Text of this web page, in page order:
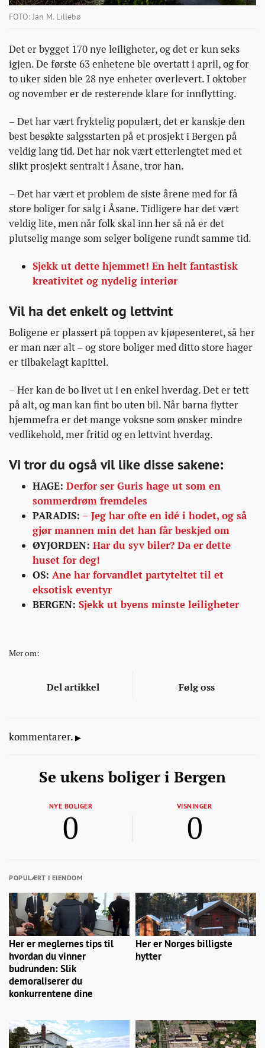
FOTO: Jan M. Lillebø
Det er bygget 170 nye leiligheter, og det er kun seks
igjen. De første 63 enhetene ble overtatt i april, og for
to uker siden ble 28 nye enheter overlevert. I oktober
og november er de resterende klare for innflytting.
– Det har vært fryktelig populært, det er kanskje den
best besøkte salgsstarten på et prosjekt i Bergen på
veldig lang tid. Det har nok vært etterlengtet med et
slikt prosjekt sentralt i Åsane, tror han.
– Det har vært et problem de siste årene med for få
store boliger for salg i Åsane. Tidligere har det vært
veldig lite, men når folk skal inn her så nå er det
plutselig mange som selger boligene rundt samme tid.
Sjekk ut dette hjemmet! En helt fantastisk
kreativitet og nydelig interiør
Vil ha det enkelt og lettvint
Boligene er plassert på toppen av kjøpesenteret, så her
er man nær alt – og store boliger med ditto store hager
er tilbakelagt kapittel.
– Her kan de bo livet ut i en enkel hverdag. Det er tett
på alt, og man kan fint bo uten bil. Når barna flytter
hjemmefra er det mange voksne som ønsker mindre
vedlikehold, mer fritid og en lettvint hverdag.
Vi tror du også vil like disse sakene:
HAGE: Derfor ser Guris hage ut som en
sommerdrøm fremdeles
PARADIS: – Jeg har ofte en idé i hodet, og så
gjør mannen min det han får beskjed om
ØYJORDEN: Har du syv biler? Da er dette
huset for deg!
OS: Ane har forvandlet partyteltet til et
eksotisk eventyr
BERGEN: Sjekk ut byens minste leiligheter
Mer om:
Del artikkel Følg oss
kommentarer.
Se ukens boliger i Bergen
NYE BOLIGER
0
VISNINGER
0
POPULÆRT I EIENDOM
Her er meglernes tips til
hvordan du vinner
budrunden: Slik
demoraliserer du
konkurrentene dine
Her er Norges billigste
hytter